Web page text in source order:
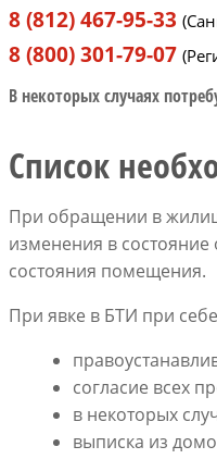
8 (812) 467-95-33
8 (800) 301-79-07
В некоторых случаях
Список
При обращении в
изменения в
состояния помещения.
При явке в БТИ при
согласие всех
в некоторых
выписка из